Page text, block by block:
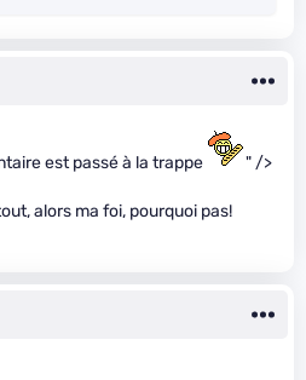
est passé à la trappe " />
alors ma foi, pourquoi pas!